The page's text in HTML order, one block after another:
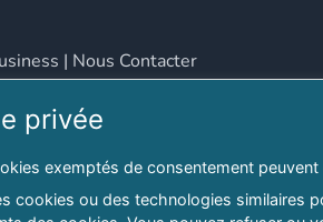
| Nous Contacter
Email
privée
exemptés de consentement
cookies ou des technologies similaires